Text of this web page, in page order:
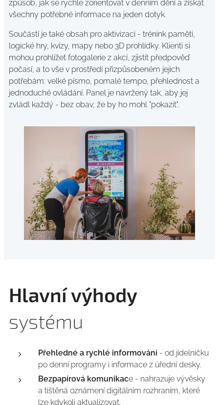
způsob, jak se rychle zorientovat v denním dění a získat
všechny potřebné informace na jeden dotyk.
Součástí je také obsah pro aktivizaci - trénink paměti,
logické hry, kvízy, mapy nebo 3D prohlídky. Klienti si
mohou prohlížet fotogalerie z akcí, zjistit předpověď
počasí, a to vše v prostředí přizpůsobeném jejich
potřebám: velké písmo, pomalé tempo, přehlednost a
jednoduché ovládání. Panel je navržený tak, aby jej
zvládl každý - bez obav, že by ho mohl "pokazit".
Hlavní výhody
systému
Přehledné a rychlé informování - od jídelníčku
po denní programy i informace z úřední desky.
Bezpapírová komunikace - nahrazuje vývěsky
a tištěná oznámení digitálním rozhraním, které
lze kdykoli aktualizovat.